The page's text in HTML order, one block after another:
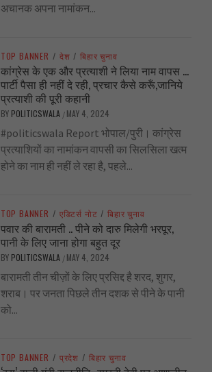
अचानक अपना नामांकन...
TOP BANNER / देश / बिहार चुनाव
कांग्रेस के एक और प्रत्याशी ने लिया नाम वापस …
पार्टी पैसा ही नहीं दे रही, प्रचार कैसे करूँ,जानिये
प्रत्याशी की पूरी कहानी
BY POLITICSWALA / MAY 4, 2024
#politicswala Report भोपाल/पुरी। कांग्रेस
प्रत्याशियों का नामांकन वापसी का सिलसिला खत्म
होने का नाम ही नहीं ले रहा है, पहले...
TOP BANNER / एडिटर्स नोट / बिहार चुनाव
पवार की बारामती .. पीने को दारु मिलेगी भरपूर,
पानी के लिए जाना होगा बहुत दूर
BY POLITICSWALA / MAY 4, 2024
बारामती तीन चीज़ों के लिए प्रसिद्द है शरद, शुगर,
शराब। पर जनता पिछले तीन दशक से पीने के पानी
को...
TOP BANNER / प्रदेश / बिहार चुनाव